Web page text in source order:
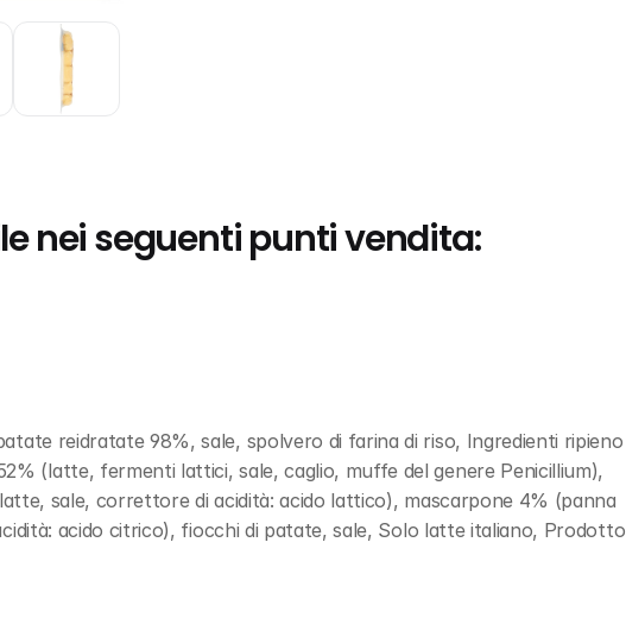
nei seguenti punti vendita:
reidratate 98%, sale, spolvero di farina di riso, Ingredienti ripieno
(latte, fermenti lattici, sale, caglio, muffe del genere Penicillium),
sale, correttore di acidità: acido lattico), mascarpone 4% (panna
acido citrico), fiocchi di patate, sale, Solo latte italiano, Prodotto